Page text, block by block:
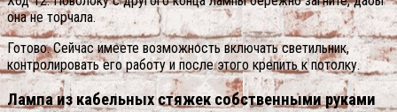
она не торчала.
Готово. Сейчас имеете возможность включать светильник,
контролировать его работу и после этого крепить к потолку.
Лампа из кабельных стяжек собственными руками